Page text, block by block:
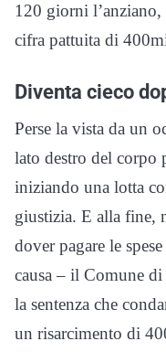
120 giorni l’anziano,
cifra pattuita di
Diventa cieco
Perse la vista da un
lato destro del corpo
iniziando una lotta
giustizia. E alla fine,
dover pagare le
causa – il Comune
la sentenza che
un risarcimento di